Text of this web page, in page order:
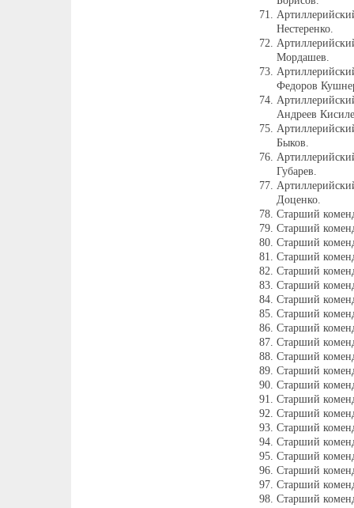
Нестеренко.
Мордашев.
Федоров
Андреев
Быков.
Губарев.
Доценко.
Старший
Старший
Старший
Старший
Старший
Старший
Старший
Старший
Старший
Старший
Старший
Старший
Старший
Старший
Старший
Старший
Старший
Старший
Старший
Старший
Старший